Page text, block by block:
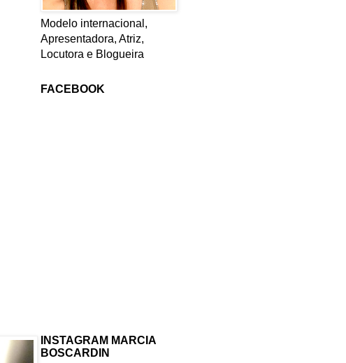
Modelo internacional,
Apresentadora, Atriz,
Locutora e Blogueira
FACEBOOK
INSTAGRAM MARCIA
BOSCARDIN